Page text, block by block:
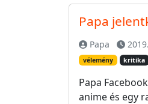
Papa
Papa
vélemény kritika
Papa
anime és egy